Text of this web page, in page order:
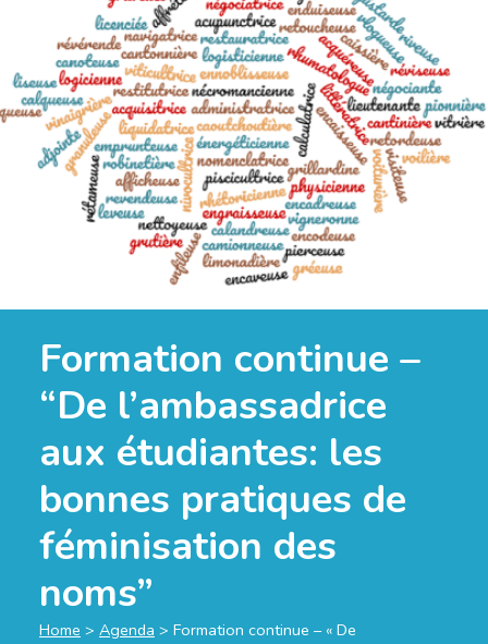
Formation continue –
“De l’ambassadrice
aux étudiantes: les
bonnes pratiques de
féminisation des
noms”
Home > Agenda > Formation continue – « De